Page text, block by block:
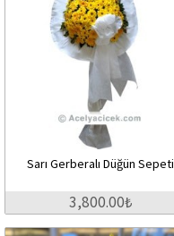
Sarı Gerberalı Düğün Sepeti
3,800.00₺